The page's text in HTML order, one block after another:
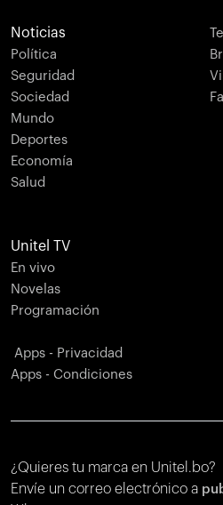
Noticias
Política
Seguridad
Sociedad
Mundo
Deportes
Economía
Salud
Unitel TV
En vivo
Novelas
Programación
Apps - Privacidad
Apps - Condiciones
¿Quieres tu marca en Unitel.bo?
Envíe un correo electrónico a